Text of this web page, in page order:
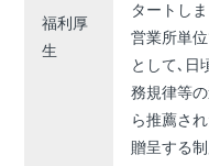
福利厚
生
タートし
営業所単
として､日
務規律等
ら推薦さ
贈呈する